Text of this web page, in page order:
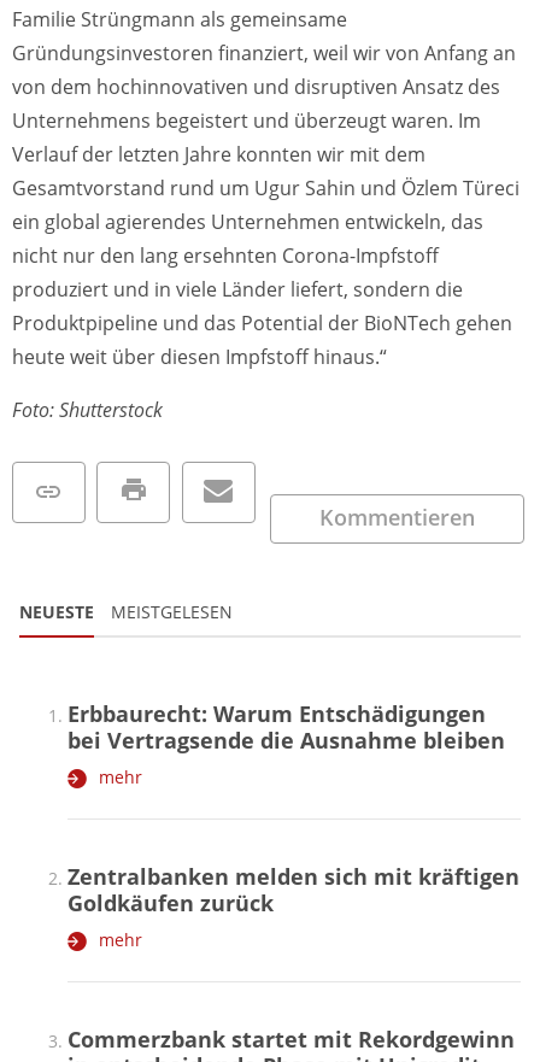
Familie Strüngmann als gemeinsame
Gründungsinvestoren finanziert, weil wir von Anfang an
von dem hochinnovativen und disruptiven Ansatz des
Unternehmens begeistert und überzeugt waren. Im
Verlauf der letzten Jahre konnten wir mit dem
Gesamtvorstand rund um Ugur Sahin und Özlem Türeci
ein global agierendes Unternehmen entwickeln, das
nicht nur den lang ersehnten Corona-Impfstoff
produziert und in viele Länder liefert, sondern die
Produktpipeline und das Potential der BioNTech gehen
heute weit über diesen Impfstoff hinaus.“
Foto: Shutterstock
Kommentieren
NEUESTE MEISTGELESEN
Erbbaurecht: Warum Entschädigungen
bei Vertragsende die Ausnahme bleiben
mehr
Zentralbanken melden sich mit kräftigen
Goldkäufen zurück
mehr
Commerzbank startet mit Rekordgewinn